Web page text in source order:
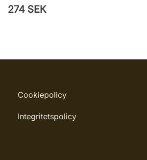
274 SEK
Cookiepolicy
Integritetspolicy